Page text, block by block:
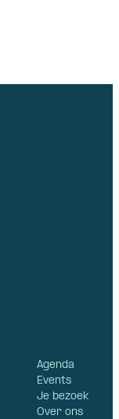
Agenda
Events
Je bezoek
Over ons